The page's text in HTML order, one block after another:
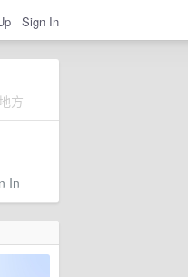
Sign In
方
In